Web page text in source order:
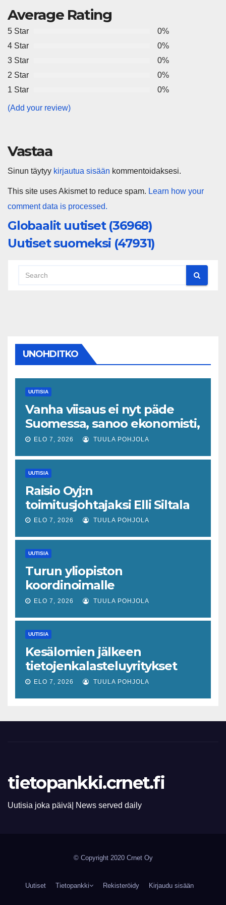
Average Rating
5 Star
0%
4 Star
0%
3 Star
0%
2 Star
0%
1 Star
0%
(Add your review)
Vastaa
Sinun täytyy kirjautua sisään kommentoidaksesi.
This site uses Akismet to reduce spam. Learn how your
comment data is processed.
Globaalit uutiset (36968)
Uutiset suomeksi (47931)
UNOHDITKO
UUTISIA
Vanha viisaus ei nyt päde
Suomessa, sanoo ekonomisti,
joka odottaa työllisyyteen
piristymistä
ELO 7, 2026 TUULA POHJOLA
UUTISIA
Raisio Oyj:n
toimitusjohtajaksi Elli Siltala
ELO 7, 2026 TUULA POHJOLA
UUTISIA
Turun yliopiston
koordinoimalle
tohtoriverkostolle 4,4
tulevaisuuden virusuhkien
varhaiseen tunnistamiseen
ELO 7, 2026 TUULA POHJOLA
UUTISIA
Kesälomien jälkeen
tietojenkalasteluyritykset
lisääntyvät
ELO 7, 2026 TUULA POHJOLA
tietopankki.crnet.fi
Uutisia joka päivä| News served daily
© Copyright 2020 Crnet Oy
Uutiset Tietopankki Rekisteröidy Kirjaudu sisään